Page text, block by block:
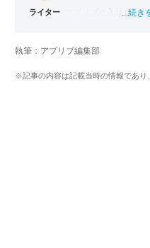
ライター
アプリブに入社後、
「誰でも本格的にア
...続き
執筆：アプリブ編集部
※記事の内容は記載当時の情報であり